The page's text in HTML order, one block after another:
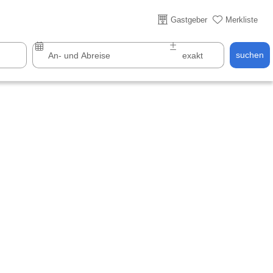
Gastgeber Merkliste
suchen
Über 25 Jahre online